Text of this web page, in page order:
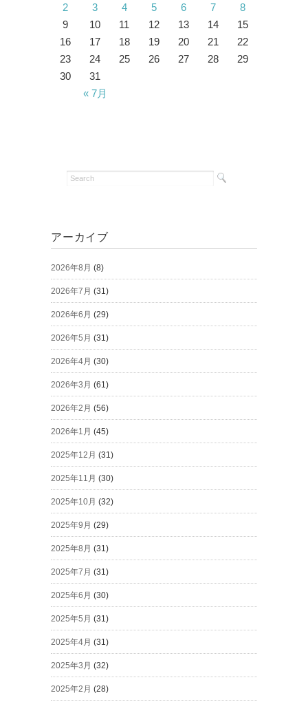
« 7月
2
3 4 5 6 7
8
9
10 11 12 13 14
15
16
17 18 19 20 21
22
23
24 25 26 27 28
29
30
31
アーカイブ
2026年8月 (8)
2026年7月 (31)
2026年6月 (29)
2026年5月 (31)
2026年4月 (30)
2026年3月 (61)
2026年2月 (56)
2026年1月 (45)
2025年12月 (31)
2025年11月 (30)
2025年10月 (32)
2025年9月 (29)
2025年8月 (31)
2025年7月 (31)
2025年6月 (30)
2025年5月 (31)
2025年4月 (31)
2025年3月 (32)
2025年2月 (28)